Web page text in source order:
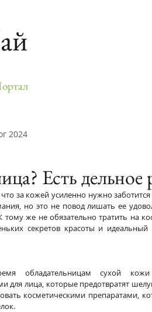
2024
Есть
за кожей усиленно нужно
но это не повод лишать ее
же не обязательно тратить на
секретов красоты и
обладательницам сухой кожи
для лица, которые предотвратят
косметическими препаратами,